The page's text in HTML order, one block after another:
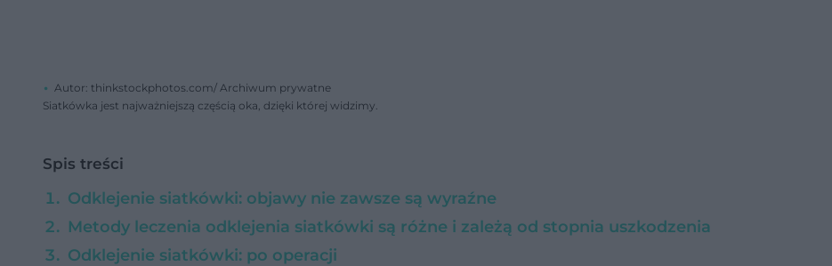
Autor: thinkstockphotos.com/ Archiwum prywatne
Siatkówka jest najważniejszą częścią oka, dzięki której widzimy.
Spis treści
Odklejenie siatkówki: objawy nie zawsze są wyraźne
Metody leczenia odklejenia siatkówki są różne i zależą od stopnia uszkodzenia
Odklejenie siatkówki: po operacji